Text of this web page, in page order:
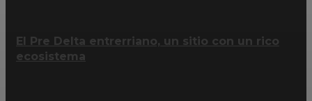
El Pre Delta entrerriano, un sitio con un rico
ecosistema